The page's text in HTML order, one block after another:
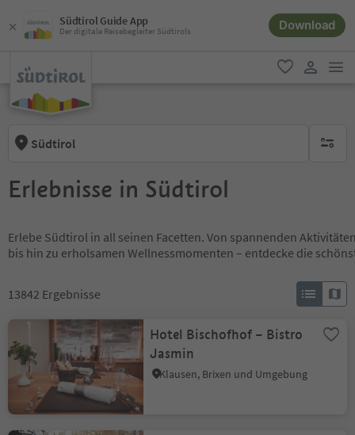
Südtirol Guide App
Der digitale Reisebegleiter Südtirols Download
favorit
Südtirol keine
Erlebnisse in Südtirol
Erlebe Südtirol in all seinen Facetten. Von spannenden
bis hin zu erholsamen Wellnessmomenten – entdecke die
13842 Ergebnisse
Hotel Bischofhof – Bistro
Jasmin
Klausen, Brixen und Umgebung